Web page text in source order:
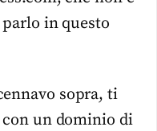
in questo
sopra, ti
un dominio di